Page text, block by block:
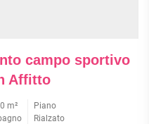
campo sportivo
Affitto
m²
Piano
Rialzato